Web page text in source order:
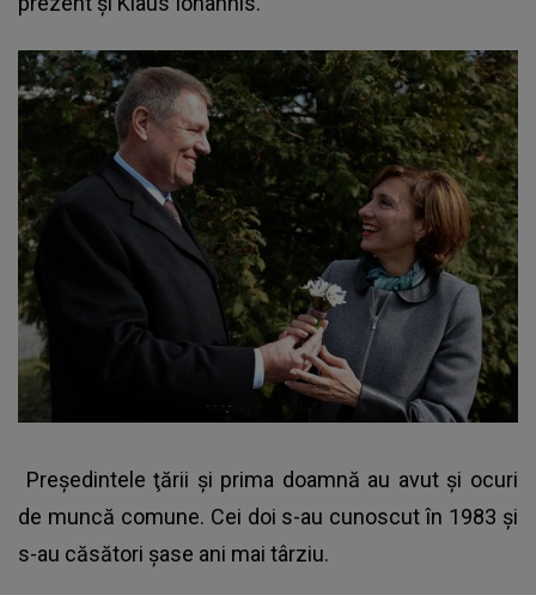
Preşedintele ţării şi prima doamnă au avut şi ocuri
de muncă comune. Cei doi s-au cunoscut în 1983 şi
s-au căsători şase ani mai târziu.